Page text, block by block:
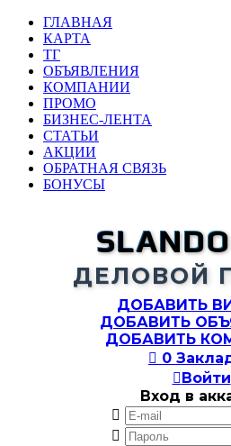
ГЛАВНАЯ
КАРТА
ТГ
ОБЪЯВЛЕНИЯ
КОМПАНИИ
ПРОМО
БИЗНЕС-ЛЕНТА
СТАТЬИ
АКЦИИ
ОБРАТНАЯ СВЯЗЬ
БОНУСЫ
ДЕЛОВОЙ
ДОБАВИТЬ
ДОБАВИТЬ
ДОБАВИТЬ
 0
Войти
Вход в

